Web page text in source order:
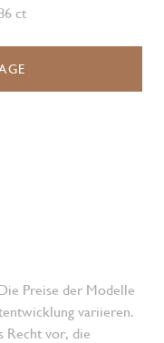
ct
Preise der Modelle
variieren.
Recht vor, die